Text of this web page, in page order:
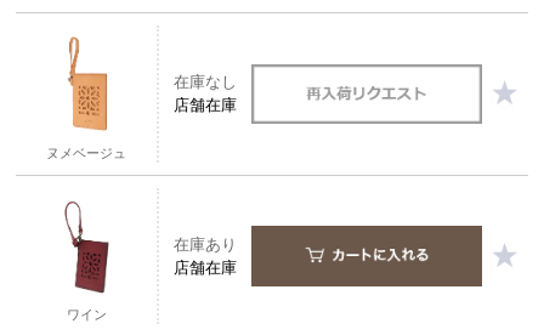
ヌメベージュ
在庫なし
店舗在庫
ワイン
在庫あり
店舗在庫